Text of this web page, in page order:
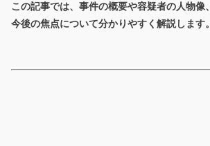
この記事では、事件の概要や容疑者の人物像、
今後の焦点について分かりやすく解説します。